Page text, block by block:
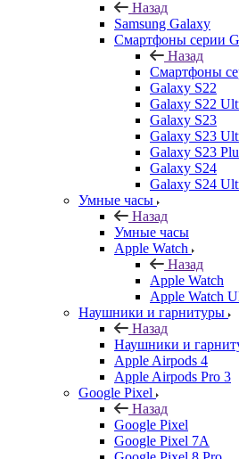
Назад
Samsung Galaxy
Смартфоны серии
Назад
Смартфоны
Galaxy S22
Galaxy S22
Galaxy S23
Galaxy S23
Galaxy S23
Galaxy S24
Galaxy S24
Умные часы
Назад
Умные часы
Apple Watch
Назад
Apple Watch
Apple Watch
Наушники и гарнитуры
Назад
Наушники и
Apple Airpods 4
Apple Airpods Pro 3
Google Pixel
Назад
Google Pixel
Google Pixel 7А